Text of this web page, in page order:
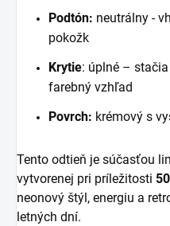
Podtón: neutrálny -
pokožk
Krytie: úplné –
farebný vzhľad
Povrch: krémový s
Tento odtieň je súčasťou
vytvorenej pri príležitosti
neonový štýl, energiu a
letných dní.